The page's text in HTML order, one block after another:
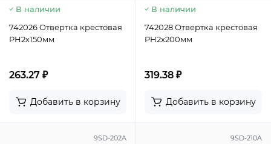
В наличии
742026 Отвертка крестовая
PH2х150мм
263.27 ₽
Добавить в корзину
В наличии
742028 Отвертка крестовая
PH2х200мм
319.38 ₽
Добавить в корзину
9SD-202A 9SD-210A